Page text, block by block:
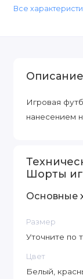
Все
Описание
Игровая
нанесением
Шорты
Основные
Размер
Уточните по
Цвет
Белый,